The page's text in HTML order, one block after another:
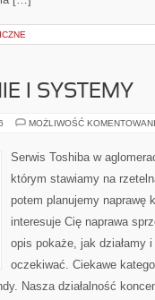
I SYSTEMY
MOŻLIWOŚĆ
Serwis Toshiba w
którym stawiamy na
potem planujemy naprawę
interesuje Cię naprawa
opis pokaże, jak działamy
oczekiwać. Ciekawe
Nasza działalność